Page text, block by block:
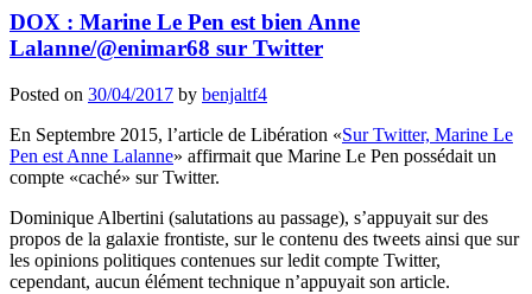
DOX : Marine Le Pen est bien Anne
Lalanne/@enimar68 sur Twitter
Posted on 30/04/2017 by benjaltf4
En Septembre 2015, l’article de Libération «Sur Twitter, Marine Le
Pen est Anne Lalanne» affirmait que Marine Le Pen possédait un
compte «caché» sur Twitter.
Dominique Albertini (salutations au passage), s’appuyait sur des
propos de la galaxie frontiste, sur le contenu des tweets ainsi que sur
les opinions politiques contenues sur ledit compte Twitter,
cependant, aucun élément technique n’appuyait son article.